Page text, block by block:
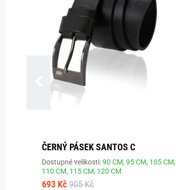
ČERNÝ PÁSEK SANTOS C
Dostupné velikosti:90 CM,95 CM, 105 CM,
110 CM, 115 CM, 120 CM
693 Kč 905 Kč